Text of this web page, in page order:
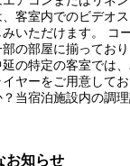
客室内でのビデオ
いただけます。 コ
の部屋に揃ってお
の特定の客室では
ヤーをご用意して
当宿泊施設内の調
お知らせ